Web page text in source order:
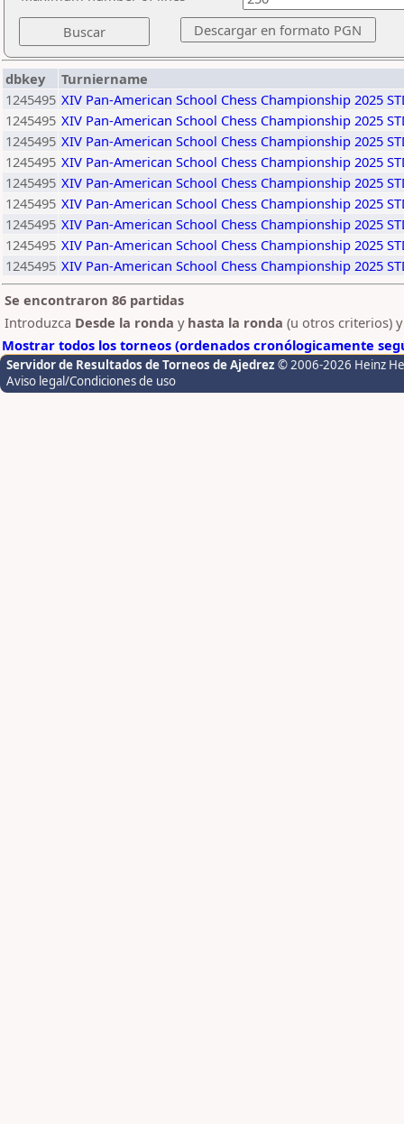
dbkey
Turniername
1245495 XIV Pan-American School Chess Championship 2025
1245495 XIV Pan-American School Chess Championship 2025
1245495 XIV Pan-American School Chess Championship 2025
1245495 XIV Pan-American School Chess Championship 2025
1245495 XIV Pan-American School Chess Championship 2025
1245495 XIV Pan-American School Chess Championship 2025
1245495 XIV Pan-American School Chess Championship 2025
1245495 XIV Pan-American School Chess Championship 2025
1245495 XIV Pan-American School Chess Championship 2025
Se encontraron 86 partidas
Introduzca Desde la ronda y hasta la ronda (u otros criterios)
Mostrar todos los torneos (ordenados cronólogicamente
Servidor de Resultados de Torneos de Ajedrez © 2006-2026 Heinz
Aviso legal/Condiciones de uso